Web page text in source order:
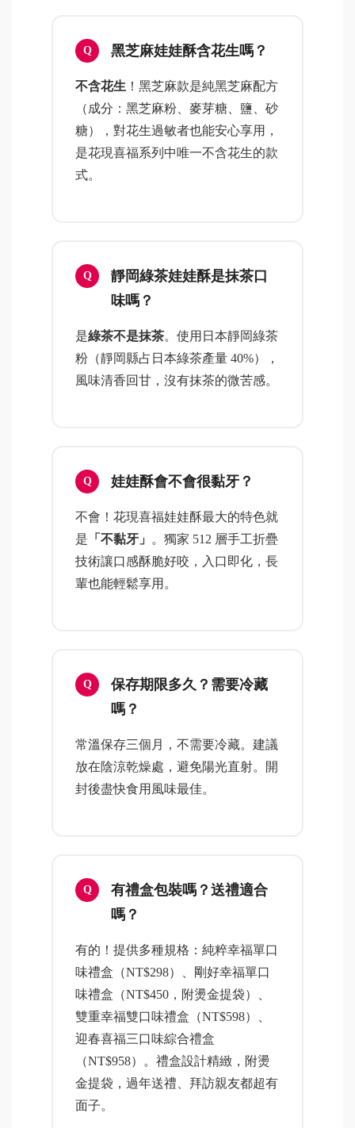
黑芝麻娃娃酥含花生嗎？
不含花生 ！黑芝麻款是純黑芝麻配方
（成分：黑芝麻粉、麥芽糖、鹽、砂
糖），對花生過敏者也能安心享用，
是花現喜福系列中唯一不含花生的款
式。
靜岡綠茶娃娃酥是抹茶口
味嗎？
是綠茶不是抹茶。使用日本靜岡綠茶
粉（靜岡縣占日本綠茶產量 40%），
風味清香回甘，沒有抹茶的微苦感。
娃娃酥會不會很黏牙？
不會！花現喜福娃娃酥最大的特色就
是 「不黏牙」
。獨家 512 層手工折疊
技術讓口感酥脆好咬，入口即化，長
輩也能輕鬆享用。
保存期限多久？需要冷藏
嗎？
常溫保存三個月，不需要冷藏。建議
放在陰涼乾燥處，避免陽光直射。開
封後盡快食用風味最佳。
有禮盒包裝嗎？送禮適合
嗎？
有的！提供多種規格：純粹幸福單口
味禮盒（NT$298）、剛好幸福單口
味禮盒（NT$450，附燙金提袋）、
雙重幸福雙口味禮盒（NT$598）、
迎春喜福三口味綜合禮盒
（NT$958）。禮盒設計精緻，附燙
金提袋，過年送禮、拜訪親友都超有
面子。